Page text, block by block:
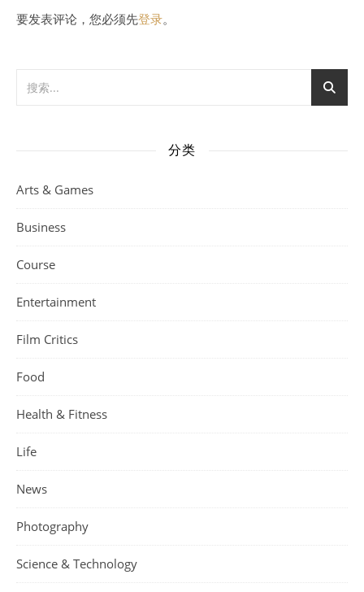
要发表评论，您必须先登录。
分类
Arts & Games
Business
Course
Entertainment
Film Critics
Food
Health & Fitness
Life
News
Photography
Science & Technology